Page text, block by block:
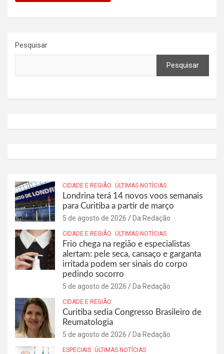
Pesquisar
Pesquisar
CIDADE E REGIÃO ÚLTIMAS NOTÍCIAS
Londrina terá 14 novos voos semanais
para Curitiba a partir de março
5 de agosto de 2026 Da Redação
CIDADE E REGIÃO ÚLTIMAS NOTÍCIAS
Frio chega na região e especialistas
alertam: pele seca, cansaço e garganta
irritada podem ser sinais do corpo
pedindo socorro
5 de agosto de 2026 Da Redação
CIDADE E REGIÃO
Curitiba sedia Congresso Brasileiro de
Reumatologia
5 de agosto de 2026 Da Redação
ESPECIAIS ÚLTIMAS NOTÍCIAS